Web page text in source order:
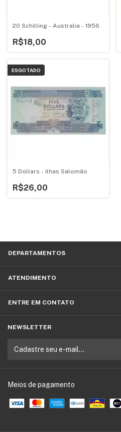
20 Schilling - Australia - 1956
R$18,00
ESGOTADO
5 Dollars - ilhas Salomão
R$26,00
DEPARTAMENTOS
ATENDIMENTO
ENTRE EM CONTATO
NEWSLETTER
Meios de pagamento